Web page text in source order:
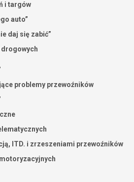
i targów
auto”
daj się zabić”
drogowych
problemy przewoźników
ITD. i zrzeszeniami przewoźników